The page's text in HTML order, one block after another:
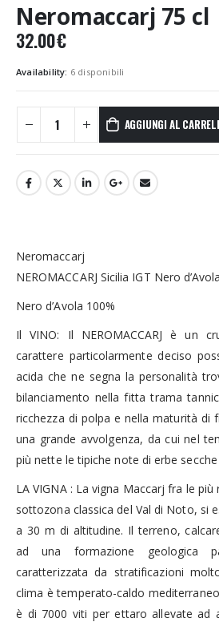
Neromaccarj 75 cl
32.00€
Availability: 6 disponibili
AGGIUNGI AL
Neromaccarj
NEROMACCARJ Sicilia IGT Nero d’Avola
Nero d’Avola 100%
Il VINO: Il NEROMACCARJ è un
carattere particolarmente deciso
acida che ne segna la personalità
bilanciamento nella fitta trama
ricchezza di polpa e nella maturità di
una grande avvolgenza, da cui nel
più nette le tipiche note di erbe
LA VIGNA : La vigna Maccarj fra le
sottozona classica del Val di Noto, si
a 30 m di altitudine. Il terreno,
ad una formazione geologica
caratterizzata da stratificazioni
clima è temperato-caldo
è di 7000 viti per ettaro allevate ad